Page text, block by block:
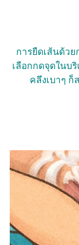
การยืดเส้นด้ว
เลือกกดจุดในบ
คลึงเบาๆ